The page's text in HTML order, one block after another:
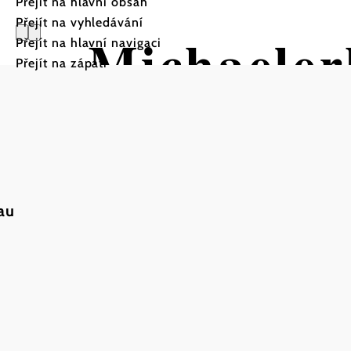
Přejít na vyhledávání
Přejít na hlavní navigaci
Přejít na zápatí